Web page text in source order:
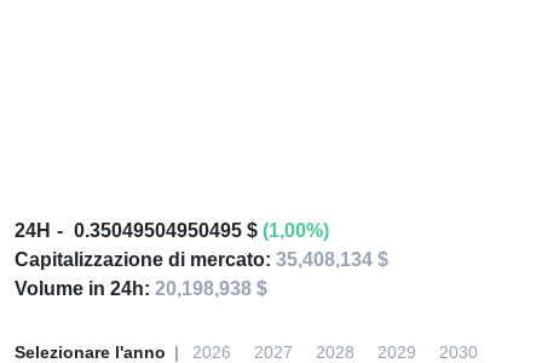
24H 0.35049504950495 $ (1,00%)
Capitalizzazione di mercato: 35,408,134 $
Volume in 24h: 20,198,938 $
Selezionare l'anno 2026 2027 2028 2029 2030